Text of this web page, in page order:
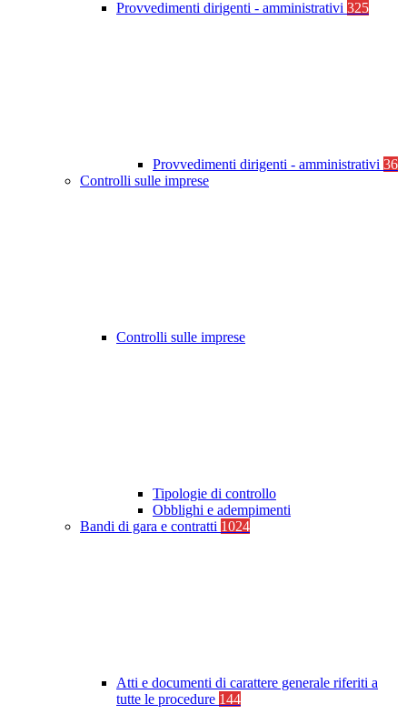
Provvedimenti dirigenti - amministrativi 325
Provvedimenti dirigenti - amministrativi 36
Controlli sulle imprese
Controlli sulle imprese
Tipologie di controllo
Obblighi e adempimenti
Bandi di gara e contratti 1024
Atti e documenti di carattere generale riferiti a
tutte le procedure 144